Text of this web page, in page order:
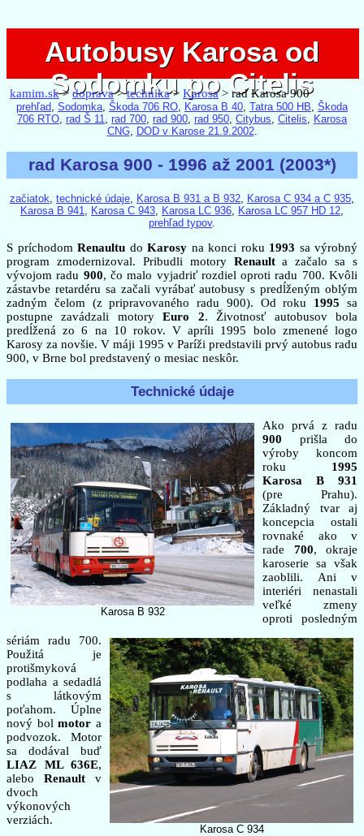
Autobusy Karosa od
Sodomku po Citelis
Autobusy Karosa od
Sodomku po Citelis
kamim.sk>doprava>technika> Karosa> rad Karosa 900
prehľad, Sodomka, Škoda 706 RO, Karosa B 40, Tatra 500 HB, Škoda
706 RTO, rad Š 11, rad 700, rad 900, rad 950, Citybus, Citelis, Karosa
CNG, DOD v Karose 21.9.2002.
rad Karosa 900 - 1996 až 2001 (2003*)
začiatok, technické údaje, Karosa B 931 a B 932, Karosa C 934 a C 935,
Karosa B 941, Karosa C 943, Karosa LC 936, Karosa LC 957 HD 12,
prehľad typov.
S príchodom Renaultu do Karosy na konci roku 1993 sa výrobný
program zmodernizoval. Pribudli motory Renaulta začalo sa s
vývojom radu 900, čo malo vyjadriť rozdiel oproti radu 700. Kvôli
zástavbe retardéru sa začali vyrábať autobusy s predĺženým oblým
zadným čelom (z pripravovaného radu 900). Od roku 1995 sa
postupne zavádzali motoryEuro 2. Životnosť autobusov bola
predĺžená zo 6 na 10 rokov. V apríli 1995 bolo zmenené logo
Karosy za novšie. V máji 1995 v Paríži predstavili prvý autobus radu
900, v Brne bol predstavený o mesiac neskôr.
Technické údaje
Karosa B 932
Karosa C 934
Ako prvá z radu
900 prišla do
výroby koncom
roku 1995
Karosa B 931
(pre Prahu).
Základný tvar aj
koncepcia ostali
rovnaké ako v
rade 700, okraje
karoserie sa však
zaoblili. Ani v
interiéri nenastali
veľké zmeny
oproti posledným
sériám radu 700.
Použitá je
protišmyková
podlaha a sedadlá
s látkovým
poťahom. Úplne
nový bolmotor a
podvozok. Motor
sa dodával buď
LIAZ ML 636E,
alebo Renault v
dvoch
výkonových
verziách.